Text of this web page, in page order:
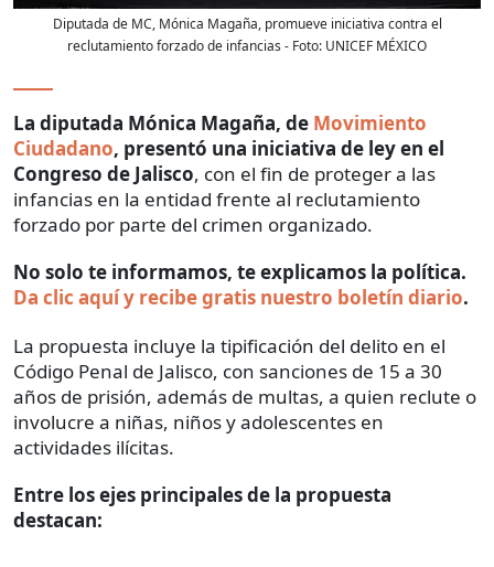
Diputada de MC, Mónica Magaña, promueve iniciativa contra el
reclutamiento forzado de infancias - Foto: UNICEF MÉXICO
La diputada Mónica Magaña, de Movimiento
Ciudadano, presentó una iniciativa de ley en el
Congreso de Jalisco, con el fin de proteger a las
infancias en la entidad frente al reclutamiento
forzado por parte del crimen organizado.
No solo te informamos, te explicamos la política.
Da clic aquí y recibe gratis nuestro boletín diario.
La propuesta incluye la tipificación del delito en el
Código Penal de Jalisco, con sanciones de 15 a 30
años de prisión, además de multas, a quien reclute o
involucre a niñas, niños y adolescentes en
actividades ilícitas.
Entre los ejes principales de la propuesta
destacan: